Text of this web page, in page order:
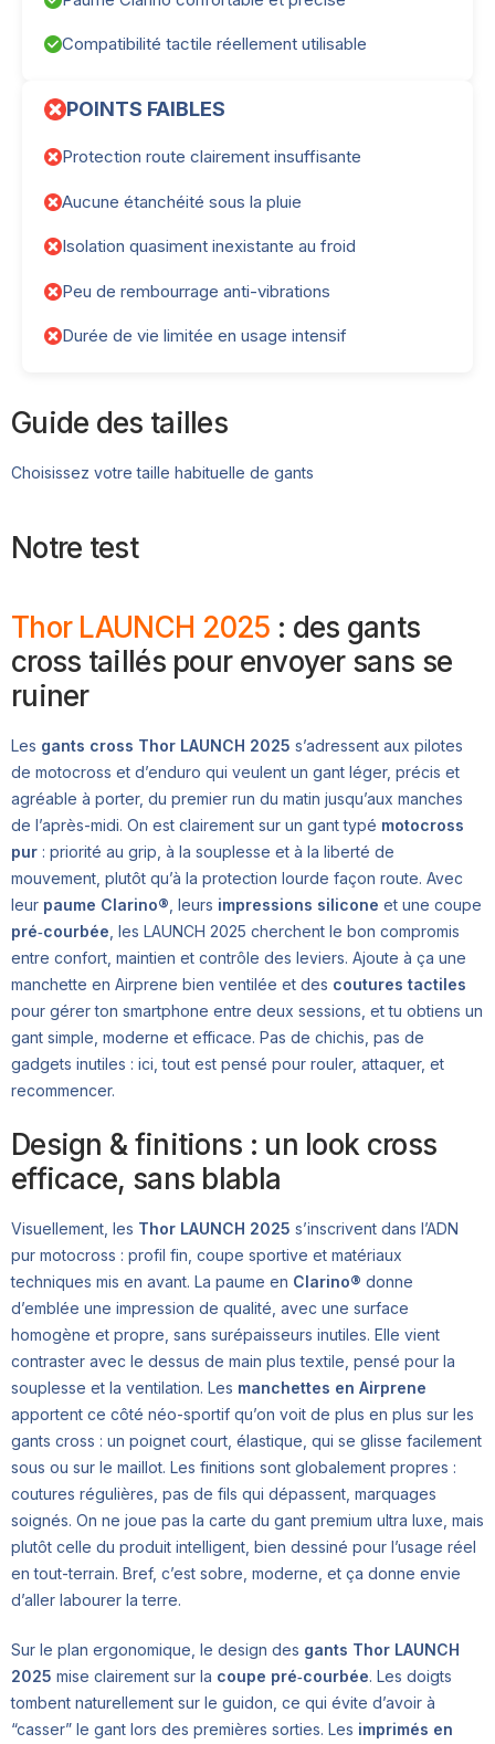
Compatibilité tactile réellement utilisable
POINTS FAIBLES
Protection route clairement insuffisante
Aucune étanchéité sous la pluie
Isolation quasiment inexistante au froid
Peu de rembourrage anti-vibrations
Durée de vie limitée en usage intensif
Guide des tailles
Choisissez votre taille habituelle de gants
Notre test
Thor LAUNCH 2025 : des gants
cross taillés pour envoyer sans se
ruiner
Les gants cross Thor LAUNCH 2025 s’adressent aux pilotes
de motocross et d’enduro qui veulent un gant léger, précis et
agréable à porter, du premier run du matin jusqu’aux manches
de l’après-midi. On est clairement sur un gant typé motocross
pur : priorité au grip, à la souplesse et à la liberté de
mouvement, plutôt qu’à la protection lourde façon route. Avec
leur paume Clarino® , leurs impressions silicone et une coupe
pré‑courbée , les LAUNCH 2025 cherchent le bon compromis
entre confort, maintien et contrôle des leviers. Ajoute à ça une
manchette en Airprene bien ventilée et des coutures tactiles
pour gérer ton smartphone entre deux sessions, et tu obtiens un
gant simple, moderne et efficace. Pas de chichis, pas de
gadgets inutiles : ici, tout est pensé pour rouler, attaquer, et
recommencer.
Design & finitions : un look cross
efficace, sans blabla
Visuellement, les Thor LAUNCH 2025 s’inscrivent dans l’ADN
pur motocross : profil fin, coupe sportive et matériaux
techniques mis en avant. La paume en Clarino® donne
d’emblée une impression de qualité, avec une surface
homogène et propre, sans surépaisseurs inutiles. Elle vient
contraster avec le dessus de main plus textile, pensé pour la
souplesse et la ventilation. Les manchettes en Airprene
apportent ce côté néo-sportif qu’on voit de plus en plus sur les
gants cross : un poignet court, élastique, qui se glisse facilement
sous ou sur le maillot. Les finitions sont globalement propres :
coutures régulières, pas de fils qui dépassent, marquages
soignés. On ne joue pas la carte du gant premium ultra luxe, mais
plutôt celle du produit intelligent, bien dessiné pour l’usage réel
en tout-terrain. Bref, c’est sobre, moderne, et ça donne envie
d’aller labourer la terre.
Sur le plan ergonomique, le design des gants Thor LAUNCH
2025 mise clairement sur la coupe pré‑courbée. Les doigts
tombent naturellement sur le guidon, ce qui évite d’avoir à
“casser” le gant lors des premières sorties. Les imprimés en